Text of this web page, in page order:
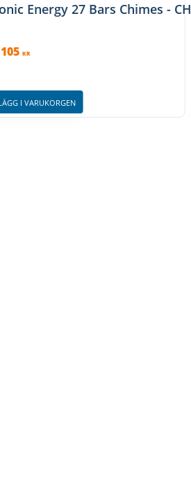
– Silver
Energy 27 Bars Chimes -
KR
I VARUKORGEN